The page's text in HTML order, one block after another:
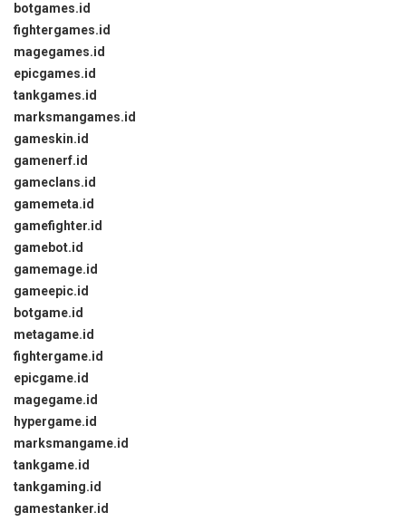
botgames.id
fightergames.id
magegames.id
epicgames.id
tankgames.id
marksmangames.id
gameskin.id
gamenerf.id
gameclans.id
gamemeta.id
gamefighter.id
gamebot.id
gamemage.id
gameepic.id
botgame.id
metagame.id
fightergame.id
epicgame.id
magegame.id
hypergame.id
marksmangame.id
tankgame.id
tankgaming.id
gamestanker.id